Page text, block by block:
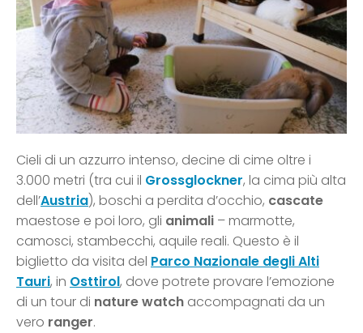
Cieli di un azzurro intenso, decine di cime oltre i
3.000 metri (tra cui il Grossglockner, la cima più alta
dell’Austria), boschi a perdita d’occhio, cascate
maestose e poi loro, gli animali – marmotte,
camosci, stambecchi, aquile reali. Questo è il
biglietto da visita del Parco Nazionale degli Alti
Tauri, in Osttirol, dove potrete provare l’emozione
di un tour di nature watch accompagnati da un
vero ranger.